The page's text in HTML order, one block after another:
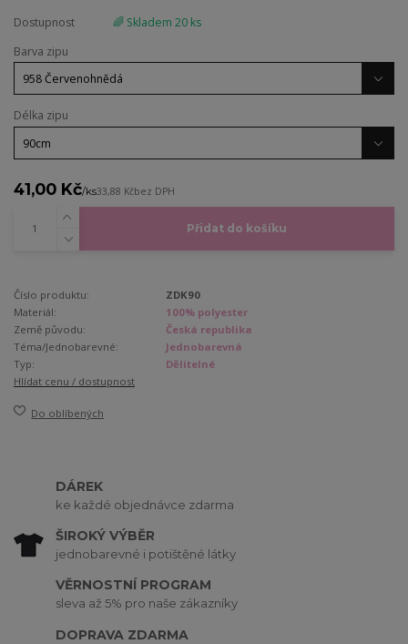
Dostupnost
🌈 Skladem 20 ks
Barva zipu
Délka zipu
41,00 Kč/ks33,88 Kčbez DPH
Přidat do košíku
Číslo produktu:
ZDK90
Materiál:
100% polyester
Země původu:
Česká republika
Téma/Jednobarevné:
Jednobarevná
Typ:
Dělitelné
Hlídat cenu / dostupnost
Do oblíbených
DÁREK
ke každé objednávce zdarma
ŠIROKÝ VÝBĚR
jednobarevné i potištěné látky
VĚRNOSTNÍ PROGRAM
sleva až 5% pro naše zákazníky
DOPRAVA ZDARMA